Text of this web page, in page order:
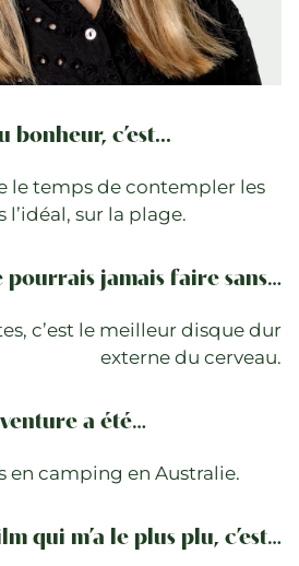
c’est...
le temps de contempler les
sur la plage.
pourrais jamais faire sans…
c’est le meilleur disque dur
externe du cerveau.
a été…
en camping en Australie.
qui m’a le plus plu, c’est…